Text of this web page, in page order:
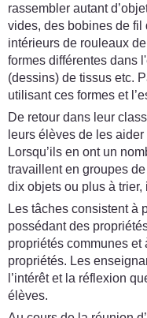
rassembler autant
vides, des bobines de fil
intérieurs de rouleaux
formes différentes dans
(dessins) de tissus etc.
utilisant ces formes et
De retour dans leur
leurs élèves de les
Lorsqu’ils en ont un
travaillent en groupes
dix objets ou plus à
Les tâches consistent à
possédant des
propriétés communes
propriétés. Les
l’intérêt et la réflexion
élèves.